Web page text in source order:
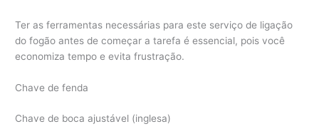
Ter as ferramentas necessárias para este serviço de ligação
do fogão antes de começar a tarefa é essencial, pois você
economiza tempo e evita frustração.
Chave de fenda
Chave de boca ajustável (inglesa)